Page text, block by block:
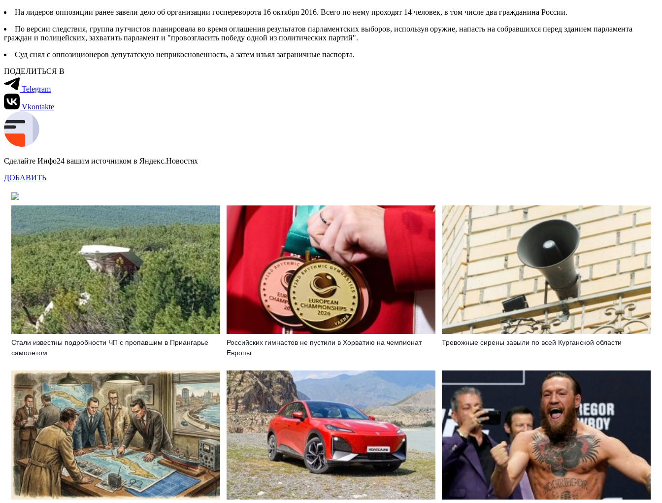
На лидеров оппозиции ранее завели дело об организации госпереворота 16 октября 2016. Всего по нему проходят 14 человек, в том числе два гражданина России.
По версии следствия, группа путчистов планировала во время оглашения результатов парламентских выборов, используя оружие, напасть на собравшихся перед зданием парламента
граждан и полицейских, захватить парламент и "провозгласить победу одной из политических партий".
Суд снял с оппозиционеров депутатскую неприкосновенность, а затем изъял заграничные паспорта.
ПОДЕЛИТЬСЯ В
Telegram
Vkontakte
Сделайте Инфо24 вашим источником в Яндекс.Новостях
ДОБАВИТЬ
Стали известны подробности ЧП с пропавшим в Приангарье
самолетом
Российских гимнастов не пустили в Хорватию на чемпионат
Европы
Тревожные сирены завыли по всей Курганской области